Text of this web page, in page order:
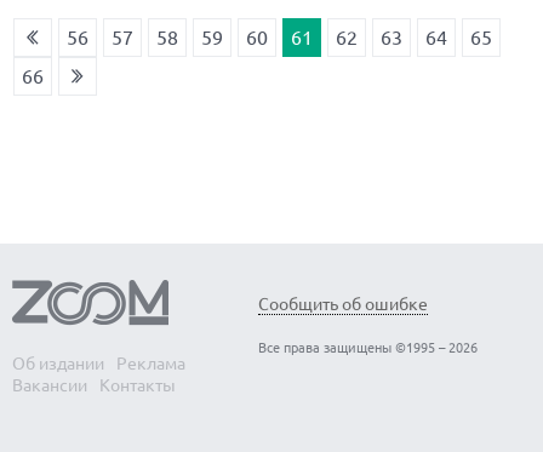
56 57 58 59 60 61 62 63 64
65
66
Об издании
Реклама
Вакансии
Контакты
Сообщить об ошибке
Все права защищены ©1995 – 2026